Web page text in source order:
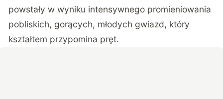
powstały w wyniku intensywnego promieniowania
pobliskich, gorących, młodych gwiazd, który
kształtem przypomina pręt.